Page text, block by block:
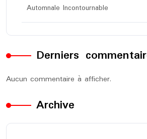
Automnale Incontournable
Derniers
Aucun commentaire à afficher.
Archive